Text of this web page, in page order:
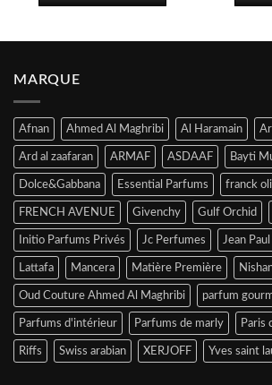
MARQUE
Afnan Ahmed Al Maghribi Al Haramain
Ard al zaafaran ARMAF ASDAAF Bayti
Dolce&Gabbana Essential Parfums franck
FRENCH AVENUE Givenchy Gulf Orchid
Initio Parfums Privés Jc Perfumes Jean
Lattafa Mancera Matière Première
Oud Couture Ahmed Al Maghribi parfum
Parfums d'intérieur Parfums de marly Paris
Riffs Swiss arabian XERJOFF Yves saint